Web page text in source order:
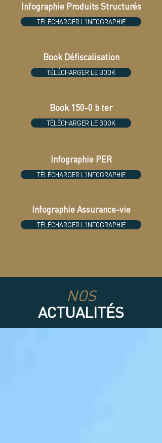
Infographie Produits Structurés
TÉLÉCHARGER L'INFOGRAPHIE
Book Défiscalisation
TÉLÉCHARGER LE BOOK
Book 150-0 b ter
TÉLÉCHARGER LE BOOK
Infographie PER
TÉLÉCHARGER L'INFOGRAPHIE
Infographie Assurance-vie
TÉLÉCHARGER L'INFOGRAPHIE
NOS
ACTUALITÉS